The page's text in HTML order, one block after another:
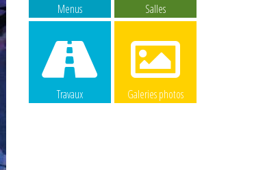
Menus Salles
Travaux Galeries photos